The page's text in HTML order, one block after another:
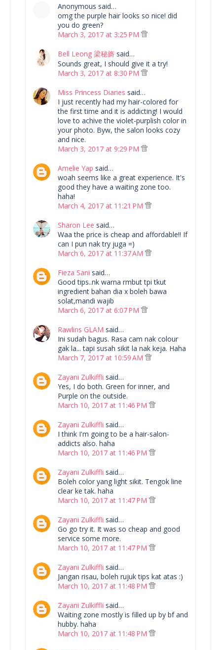
Anonymous said…
omg the purple hair looks so nice! did
you do green?
March 3, 2017 at 3:25 PM
Bell Leong 梁秘旖 said…
Sounds great, I should give it a try!
March 3, 2017 at 8:30 PM
Miss Princess Diaries said…
I just recently had my hair-colored for
the first time and it is addicting! I would
love to achive the violet-purplish color in
your photo. Byw, the salon looks cozy
and nice.
March 3, 2017 at 9:29 PM
Amelie Yap said…
woah seems like a great experience. It's
good they have a waiting zone too.
haha!
March 4, 2017 at 11:21 PM
Sharon Lee said…
Waa the price is cheap and affordable!! If
can I pun nak try juga =)
March 6, 2017 at 11:37 AM
Fieza Sani said…
Good tips..nk warna rmbut tpi tkut
ingredient bahan dia x boleh bawa
solat,mandi wajib
March 6, 2017 at 6:07 PM
Rawlins GLAM said…
Ini sudah bagus. Rasa cam nak colour
gak la... tapi susah sikit la nak keja. Haha
March 7, 2017 at 10:59 AM
Zayani Zulkiffli said…
Yes, I do both. Green for inner, and
Purple on the outside.
March 10, 2017 at 11:46 PM
Zayani Zulkiffli said…
I think I'm going to be a hair-salon-
addicts also. haha
March 10, 2017 at 11:46 PM
Zayani Zulkiffli said…
Boleh color yang light sikit. Tengok line
clear ke tak. haha
March 10, 2017 at 11:47 PM
Zayani Zulkiffli said…
Go go try it. It was so cheap and good
service some more.
March 10, 2017 at 11:47 PM
Zayani Zulkiffli said…
Jangan risau, boleh rujuk tips kat atas :)
March 10, 2017 at 11:48 PM
Zayani Zulkiffli said…
Waiting zone mostly is filled up by bf and
hubby. haha
March 10, 2017 at 11:48 PM